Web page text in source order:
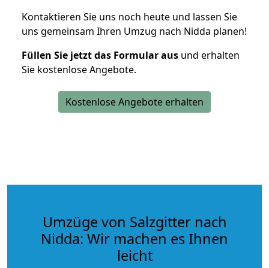
Kontaktieren Sie uns noch heute und lassen Sie
uns gemeinsam Ihren Umzug nach Nidda planen!
Füllen Sie jetzt das Formular aus und erhalten
Sie kostenlose Angebote.
Kostenlose Angebote erhalten
Umzüge von Salzgitter nach
Nidda: Wir machen es Ihnen
leicht